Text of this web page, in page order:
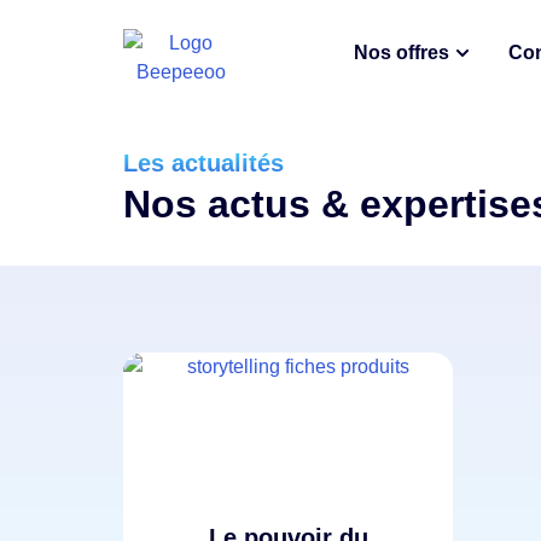
Nos offres
Les actualités
Nos actus &